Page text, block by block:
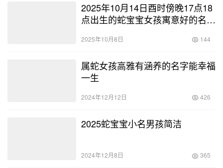
2025年10月14日酉时傍晚17点18
点出生的蛇宝宝女孩寓意好的名字
2025年10月8日 144
属蛇女孩高雅有涵养的名字能幸福
一生
2024年12月12日 426
2025蛇宝宝小名男孩简洁
2024年12月8日 365